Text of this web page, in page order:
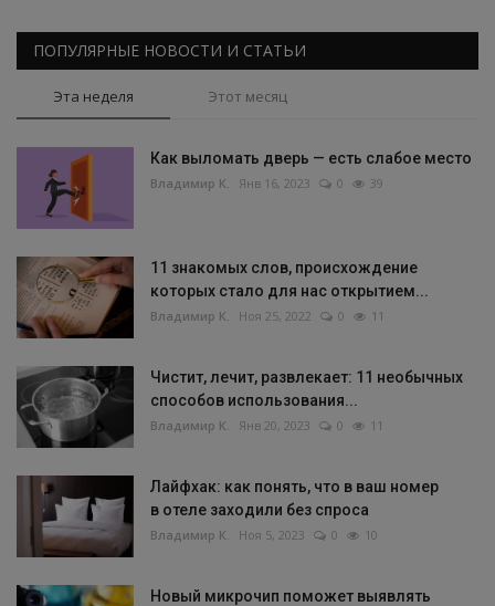
ПОПУЛЯРНЫЕ НОВОСТИ И СТАТЬИ
Эта неделя Этот месяц
Как выломать дверь — есть слабое место
Владимир К. Янв 16, 2023 0 39
11 знакомых слов, происхождение
которых стало для нас открытием...
Владимир К. Ноя 25, 2022 0 11
Чистит, лечит, развлекает: 11 необычных
способов использования...
Владимир К. Янв 20, 2023 0 11
Лайфхак: как понять, что в ваш номер
в отеле заходили без спроса
Владимир К. Ноя 5, 2023 0 10
Новый микрочип поможет выявлять